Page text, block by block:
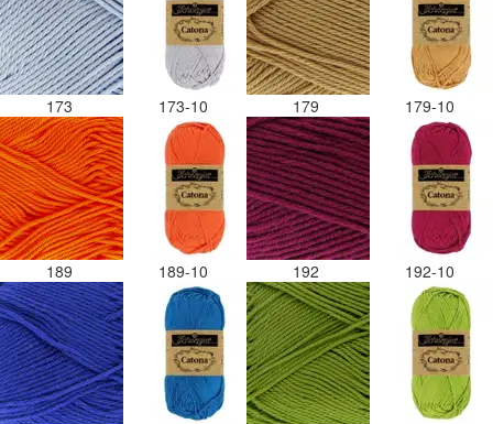
173 173-10 179 179-10
189 189-10 192 192-10